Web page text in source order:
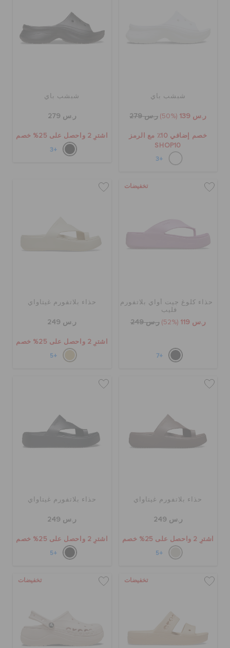
شبشب باي
ر.س 139 (50%) ر.س 279
خصم إضافي 10٪ مع الرمز
SHOP10
+3
شبشب باي
ر.س 279
اشترِ 2 واحصل على 25% خصم
+3
تخفيضات
حذاء كلوغ جيت أواي بلاتفورم
فليب
ر.س 119 (52%) ر.س 249
+7
حذاء بلاتفورم غيتاواي
ر.س 249
اشترِ 2 واحصل على 25% خصم
+5
حذاء بلاتفورم غيتاواي
ر.س 249
اشترِ 2 واحصل على 25% خصم
+5
حذاء بلاتفورم غيتاواي
ر.س 249
اشترِ 2 واحصل على 25% خصم
+5
تخفيضات تخفيضات